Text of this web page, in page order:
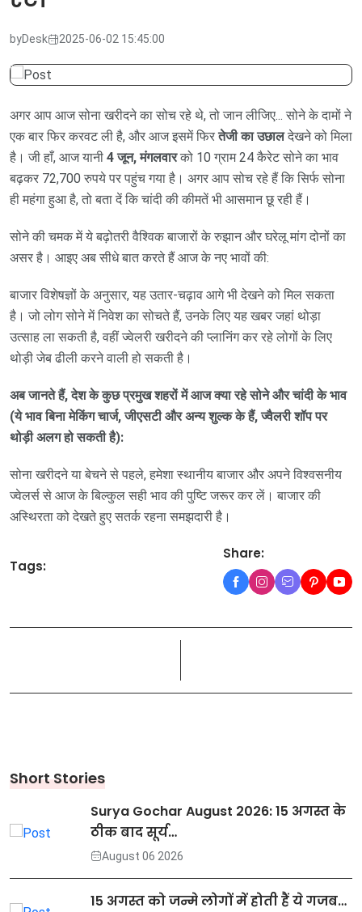
byDesk 2025-06-02 15:45:00
अगर आप आज सोना खरीदने का सोच रहे थे, तो जान लीजिए... सोने के दामों ने
एक बार फिर करवट ली है, और आज इसमें फिरतेजी का उछालदेखने को मिला
है। जी हाँ, आज यानी 4 जून, मंगलवारको 10 ग्राम 24 कैरेट सोने का भाव
बढ़कर 72,700 रुपये पर पहुंच गया है। अगर आप सोच रहे हैं कि सिर्फ सोना
ही महंगा हुआ है, तो बता दें कि चांदी की कीमतें भी आसमान छू रही हैं।
सोने की चमक में ये बढ़ोतरी वैश्विक बाजारों के रुझान और घरेलू मांग दोनों का
असर है। आइए अब सीधे बात करते हैं आज के नए भावों की:
बाजार विशेषज्ञों के अनुसार, यह उतार-चढ़ाव आगे भी देखने को मिल सकता
है। जो लोग सोने में निवेश का सोचते हैं, उनके लिए यह खबर जहां थोड़ा
उत्साह ला सकती है, वहीं ज्वेलरी खरीदने की प्लानिंग कर रहे लोगों के लिए
थोड़ी जेब ढीली करने वाली हो सकती है।
अब जानते हैं, देश के कुछ प्रमुख शहरों में आज क्या रहे सोने और चांदी के भाव
(ये भाव बिना मेकिंग चार्ज, जीएसटी और अन्य शुल्क के हैं, ज्वैलरी शॉप पर
थोड़ी अलग हो सकती है):
सोना खरीदने या बेचने से पहले, हमेशा स्थानीय बाजार और अपने विश्वसनीय
ज्वेलर्स से आज के बिल्कुल सही भाव की पुष्टि जरूर कर लें। बाजार की
अस्थिरता को देखते हुए सतर्क रहना समझदारी है।
Tags:
Share:
Short Stories
Surya Gochar August 2026: 15 अगस्त के
ठीक बाद सूर्य…
August 06 2026
15 अगस्त को जन्मे लोगों में होती हैं ये गजब…